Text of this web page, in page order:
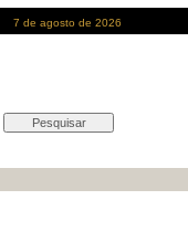
7 de agosto de 2026